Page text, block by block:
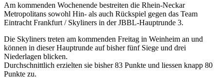
Am kommenden Wochenende bestreiten die Rhein-Neckar
Metropolitans sowohl Hin- als auch Rückspiel gegen das Team
Eintracht Frankfurt / Skyliners in der JBBL-Hauptrunde 3.
Die Skyliners treten am kommenden Freitag in Weinheim an und
können in dieser Hauptrunde auf bisher fünf Siege und drei
Niederlagen blicken.
Durchschnittlich erzielten sie bisher 83 Punkte und liessen knapp 80
Punkte zu.